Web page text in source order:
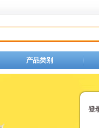
产品类别
登